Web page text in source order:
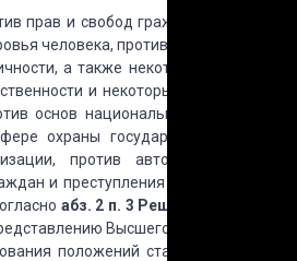
прав и свобод граждан Украины
человека, против свободы, чести
а также некоторые
и некоторые другие. Так,
основ национальной
охраны государственной тайны,
против авторитета органов
и преступления против
абз. 2 п. 3 Решение
Высшего арбитражного
положений статьи 2